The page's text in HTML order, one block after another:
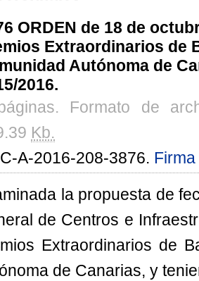
ORDEN de 18 de
Extraordinarios de
Autónoma de
2016.
Formato de
Kb.
A-2016-208-3876.
la propuesta de
de Centros e
Extraordinarios de
de Canarias, y